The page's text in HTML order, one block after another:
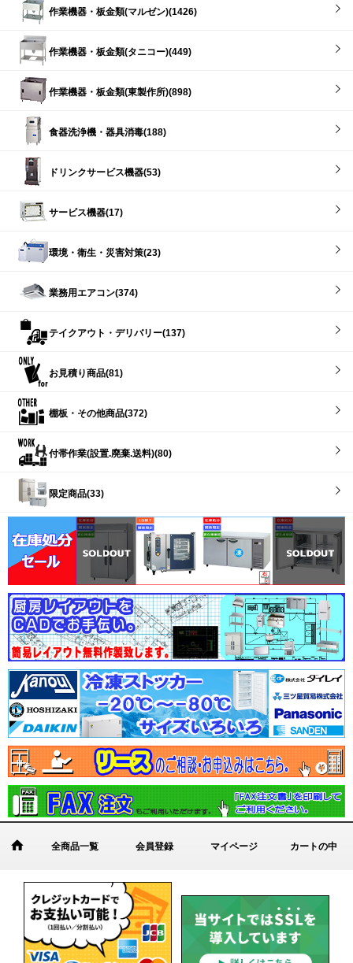
作業機器・板金類(マルゼン)(1426)
作業機器・板金類(タニコー)(449)
作業機器・板金類(東製作所)(898)
食器洗浄機・器具消毒(188)
ドリンクサービス機器(53)
サービス機器(17)
環境・衛生・災害対策(23)
業務用エアコン(374)
テイクアウト・デリバリー(137)
お見積り商品(81)
棚板・その他商品(372)
付帯作業(設置.廃棄.送料)(80)
限定商品(33)
全商品一覧 会員登録 マイページ カートの中